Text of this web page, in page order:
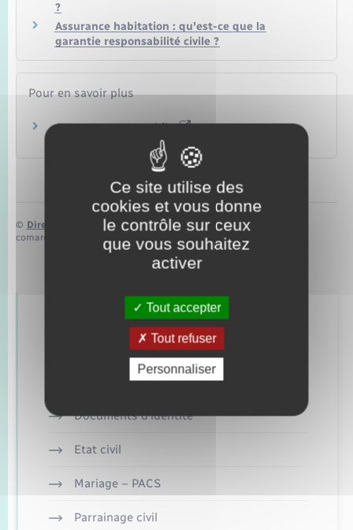
?
Assurance habitation : qu'est-ce que la
garantie responsabilité civile ?
Pour en savoir plus
Assurance automobile
Autorité de contrôle prudentiel et de résolution (ACPR)
© Direction de l’information légale et administrative
comarquage developpé par
Retrouvez aussi
Concessions funéraires
Documents d’identité
Etat civil
Mariage – PACS
Parrainage civil
Ce site utilise des
cookies et vous donne
le contrôle sur ceux
que vous souhaitez
activer
Tout accepter
Tout refuser
Personnaliser